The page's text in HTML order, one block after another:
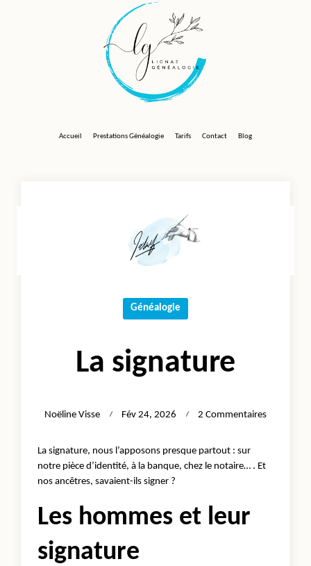
Accueil Prestations Généalogie Tarifs Contact Blog
Généalogie
La signature
Noëline Visse Fév 24, 2026 2 CommentairesSur
La signature, nous l’apposons presque partout : sur
notre pièce d’identité, à la banque, chez le notaire… . Et
nos ancêtres, savaient-ils signer ?
Les hommes et leur
signature